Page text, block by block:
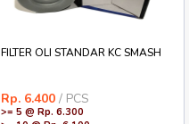
FILTER OLI STANDAR KC SMASH
Rp. 6.400 / PCS
>= 5 @ Rp. 6.300